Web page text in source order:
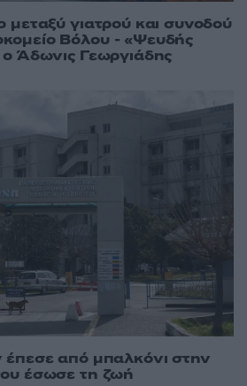
μεταξύ γιατρού και συνοδού
Βόλου - «Ψευδής
ο Άδωνις Γεωργιάδης
από μπαλκόνι στην
έσωσε τη ζωή